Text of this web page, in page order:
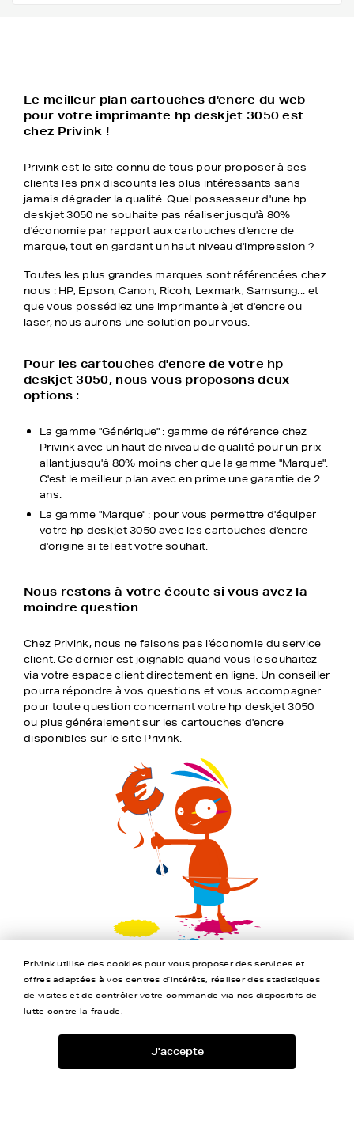
Le meilleur plan cartouches d'encre du web
pour votre imprimante hp deskjet 3050 est
chez Privink !
Privink est le site connu de tous pour proposer à ses
clients les prix discounts les plus intéressants sans
jamais dégrader la qualité. Quel possesseur d'une hp
deskjet 3050 ne souhaite pas réaliser jusqu'à 80%
d'économie par rapport aux cartouches d'encre de
marque, tout en gardant un haut niveau d'impression ?
Toutes les plus grandes marques sont référencées chez
nous : HP, Epson, Canon, Ricoh, Lexmark, Samsung... et
que vous possédiez une imprimante à jet d'encre ou
laser, nous aurons une solution pour vous.
Pour les cartouches d'encre de votre hp
deskjet 3050, nous vous proposons deux
options :
La gamme "Générique" : gamme de référence chez
Privink avec un haut de niveau de qualité pour un prix
allant jusqu'à 80% moins cher que la gamme "Marque".
C'est le meilleur plan avec en prime une garantie de 2
ans.
La gamme "Marque" : pour vous permettre d'équiper
votre hp deskjet 3050 avec les cartouches d'encre
d'origine si tel est votre souhait.
Nous restons à votre écoute si vous avez la
moindre question
Chez Privink, nous ne faisons pas l'économie du service
client. Ce dernier est joignable quand vous le souhaitez
via votre espace client directement en ligne. Un conseiller
pourra répondre à vos questions et vous accompagner
pour toute question concernant votre hp deskjet 3050
ou plus généralement sur les cartouches d'encre
disponibles sur le site Privink.
Privink utilise des cookies pour vous proposer des services et
offres adaptées à vos centres d'intérêts, réaliser des statistiques
de visites et de contrôler votre commande via nos dispositifs de
lutte contre la fraude.
J'accepte